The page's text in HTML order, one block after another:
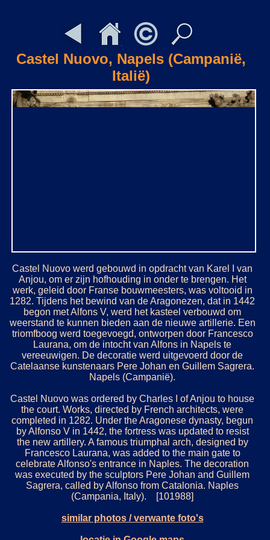
Castel Nuovo, Napels (Campanië,
Italië)
Castel Nuovo werd gebouwd in opdracht van Karel I van
Anjou, om er zijn hofhouding in onder te brengen. Het
werk, geleid door Franse bouwmeesters, was voltooid in
1282. Tijdens het bewind van de Aragonezen, dat in 1442
begon met Alfons V, werd het kasteel verbouwd om
weerstand te kunnen bieden aan de nieuwe artillerie. Een
triomfboog werd toegevoegd, ontworpen door Francesco
Laurana, om de intocht van Alfons in Napels te
vereeuwigen. De decoratie werd uitgevoerd door de
Catelaanse kunstenaars Pere Johan en Guillem Sagrera.
Napels (Campanië).
Castel Nuovo was ordered by Charles I of Anjou to house
the court. Works, directed by French architects, were
completed in 1282. Under the Aragonese dynasty, begun
by Alfonso V in 1442, the fortress was updated to resist
the new artillery. A famous triumphal arch, designed by
Francesco Laurana, was added to the main gate to
celebrate Alfonso's entrance in Naples. The decoration
was executed by the sculptors Pere Johan and Guillem
Sagrera, called by Alfonso from Catalonia. Naples
(Campania, Italy). [101988]
similar photos / verwante foto's